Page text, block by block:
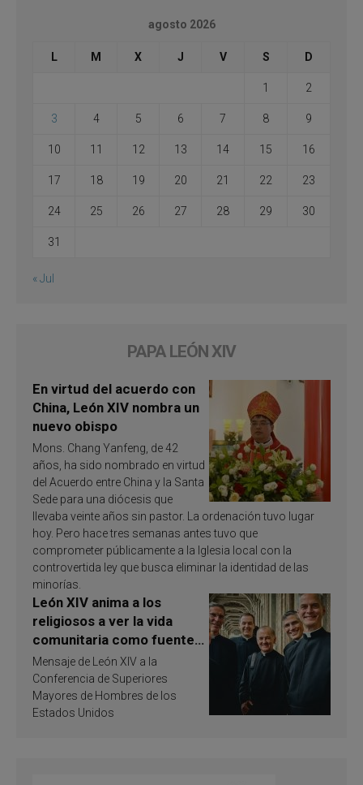
agosto 2026
L M X J V S D
1 2
3 4 5 6 7 8 9
10 11 12 13 14 15 16
17 18 19 20 21 22 23
24 25 26 27 28 29 30
31
« Jul
PAPA LEÓN XIV
En virtud del acuerdo con
China, León XIV nombra un
nuevo obispo
Mons. Chang Yanfeng, de 42
años, ha sido nombrado en virtud
del Acuerdo entre China y la Santa
Sede para una diócesis que
llevaba veinte años sin pastor. La ordenación tuvo lugar
hoy. Pero hace tres semanas antes tuvo que
comprometer públicamente a la Iglesia local con la
controvertida ley que busca eliminar la identidad de las
minorías.
León XIV anima a los
religiosos a ver la vida
comunitaria como fuente
de inspiración y
santificación
Mensaje de León XIV a la
Conferencia de Superiores
Mayores de Hombres de los
Estados Unidos